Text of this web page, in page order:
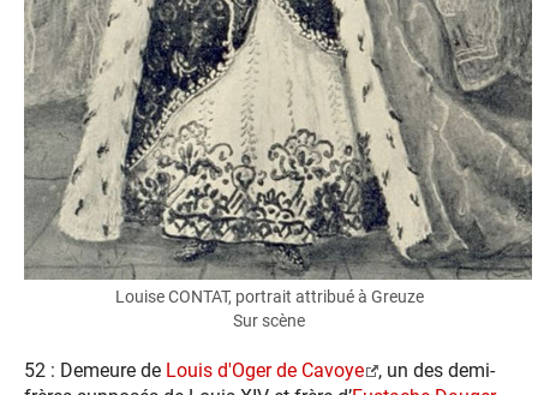
Louise CONTAT, portrait attribué à Greuze
Sur scène
52 : Demeure de Louis d'Oger de Cavoye
, un des demi-